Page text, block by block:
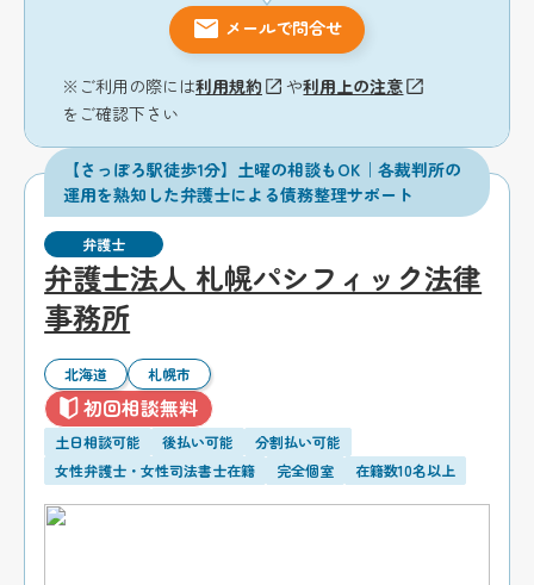
メールで問合せ
※ご利用の際には利用規約 や利用上の注意
をご確認下さい
【さっぽろ駅徒歩1分】土曜の相談もOK｜各裁判所の
運用を熟知した弁護士による債務整理サポート
弁護士
弁護士法人 札幌パシフィック法律
事務所
北海道 札幌市
初回相談無料
土日相談可能 後払い可能
分割払い可能
女性弁護士・女性司法書士在籍
完全個室 在籍数10名以上